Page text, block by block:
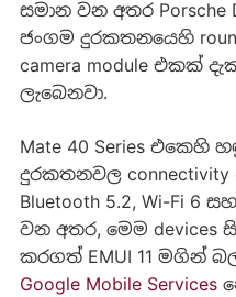
සමාන වන අතර Porsche
ජංගම දුරකතනයෙහි
camera module එකක්
ලැබෙනවා.
Mate 40 Series එකෙහි
දුරකතනවල
Bluetooth 5.2, Wi-Fi
වන අතර, මෙම devices
කරගත් EMUI 11 මගින්
Google Mobile Services